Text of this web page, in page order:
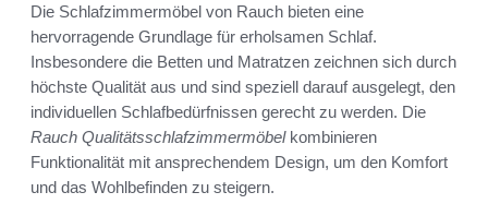
Die Schlafzimmermöbel von Rauch bieten eine
hervorragende Grundlage für erholsamen Schlaf.
Insbesondere die Betten und Matratzen zeichnen sich durch
höchste Qualität aus und sind speziell darauf ausgelegt, den
individuellen Schlafbedürfnissen gerecht zu werden. Die
Rauch Qualitätsschlafzimmermöbelkombinieren
Funktionalität mit ansprechendem Design, um den Komfort
und das Wohlbefinden zu steigern.